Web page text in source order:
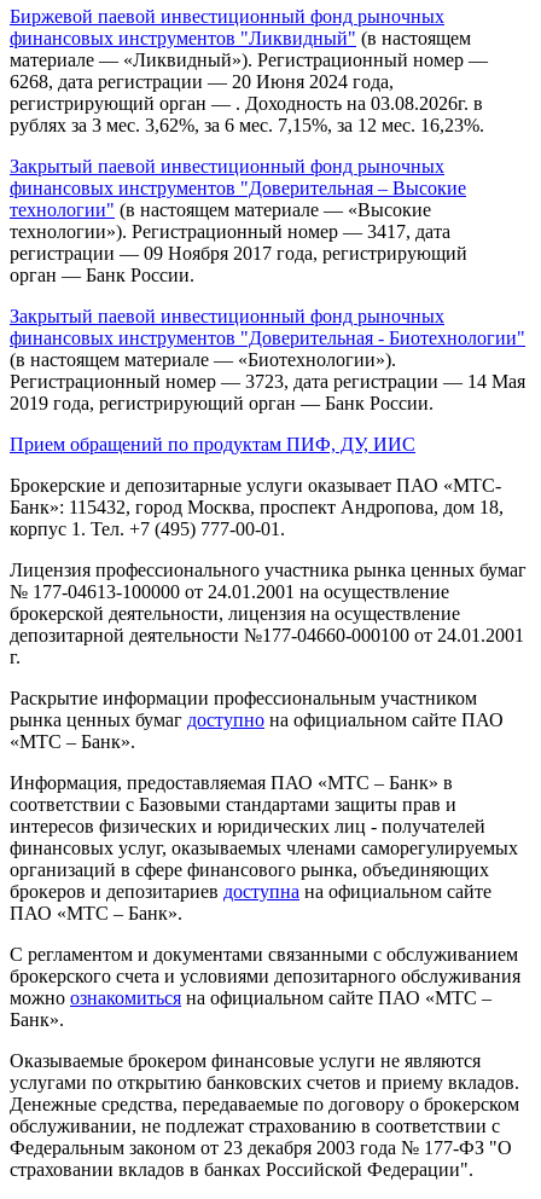
Биржевой паевой инвестиционный фонд рыночных
финансовых инструментов "Ликвидный" (в настоящем
материале — «Ликвидный»). Регистрационный номер —
6268, дата регистрации — 20 Июня 2024 года,
регистрирующий орган — . Доходность на 03.08.2026г. в
рублях за 3 мес. 3,62%, за 6 мес. 7,15%, за 12 мес. 16,23%.
Закрытый паевой инвестиционный фонд рыночных
финансовых инструментов "Доверительная – Высокие
технологии" (в настоящем материале — «Высокие
технологии»). Регистрационный номер — 3417, дата
регистрации — 09 Ноября 2017 года, регистрирующий
орган — Банк России.
Закрытый паевой инвестиционный фонд рыночных
финансовых инструментов "Доверительная - Биотехнологии"
(в настоящем материале — «Биотехнологии»).
Регистрационный номер — 3723, дата регистрации — 14 Мая
2019 года, регистрирующий орган — Банк России.
Прием обращений по продуктам ПИФ, ДУ, ИИС
Брокерские и депозитарные услуги оказывает ПАО «МТС-
Банк»: 115432, город Москва, проспект Андропова, дом 18,
корпус 1. Тел. +7 (495) 777-00-01.
Лицензия профессионального участника рынка ценных бумаг
№ 177-04613-100000 от 24.01.2001 на осуществление
брокерской деятельности, лицензия на осуществление
депозитарной деятельности №177-04660-000100 от 24.01.2001
г.
Раскрытие информации профессиональным участником
рынка ценных бумаг доступно на официальном сайте ПАО
«МТС – Банк».
Информация, предоставляемая ПАО «МТС – Банк» в
соответствии с Базовыми стандартами защиты прав и
интересов физических и юридических лиц - получателей
финансовых услуг, оказываемых членами саморегулируемых
организаций в сфере финансового рынка, объединяющих
брокеров и депозитариев доступна на официальном сайте
ПАО «МТС – Банк».
С регламентом и документами связанными с обслуживанием
брокерского счета и условиями депозитарного обслуживания
можно ознакомиться на официальном сайте ПАО «МТС –
Банк».
Оказываемые брокером финансовые услуги не являются
услугами по открытию банковских счетов и приему вкладов.
Денежные средства, передаваемые по договору о брокерском
обслуживании, не подлежат страхованию в соответствии с
Федеральным законом от 23 декабря 2003 года № 177-ФЗ "О
страховании вкладов в банках Российской Федерации".